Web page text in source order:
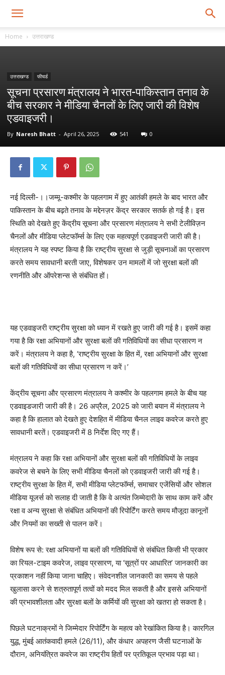
Home उत्तराखण्ड
उत्तराखण्ड फीचर्ड
सूचना प्रसारण मंत्रालय ने भारत-पाकिस्तान तनाव के
बीच सरकार ने मीडिया चैनलों के लिए जारी की विशेष
एडवाइजरी।
By Naresh Bhatt - April 26, 2025 541 0
नई दिल्ली-।।जम्मू-कश्मीर के पहलगाम में हुए आतंकी हमले के बाद भारत और
पाकिस्तान के बीच बढ़ते तनाव के मद्देनज़र केंद्र सरकार सतर्क हो गई है। इस
स्थिति को देखते हुए केंद्रीय सूचना और प्रसारण मंत्रालय ने सभी टेलीविज़न
चैनलों और मीडिया प्लेटफॉर्म्स के लिए एक महत्वपूर्ण एडवाइजरी जारी की है।
मंत्रालय ने यह स्पष्ट किया है कि राष्ट्रीय सुरक्षा से जुड़ी सूचनाओं का प्रसारण
करते समय सावधानी बरती जाए, विशेषकर उन मामलों में जो सुरक्षा बलों की
रणनीति और ऑपरेशन्स से संबंधित हों।
यह एडवाइजरी राष्ट्रीय सुरक्षा को ध्यान में रखते हुए जारी की गई है। इसमें कहा
गया है कि रक्षा अभियानों और सुरक्षा बलों की गतिविधियों का सीधा प्रसारण न
करें। मंत्रालय ने कहा है, ‘राष्ट्रीय सुरक्षा के हित में, रक्षा अभियानों और सुरक्षा
बलों की गतिविधियों का सीधा प्रसारण न करें।’
केंद्रीय सूचना और प्रसारण मंत्रालय ने कश्मीर के पहलगाम हमले के बीच यह
एडवाइडजारी जारी की है। 26 अप्रैल, 2025 को जारी बयान में मंत्रालय ने
कहा है कि हालात को देखते हुए देशहित में मीडिया चैनल लाइव कवरेज करते हुए
सावधानी बरतें। एडवाइजरी में 8 निर्देश दिए गए हैं।
मंत्रालय ने कहा कि रक्षा अभियानों और सुरक्षा बलों की गतिविधियों के लाइव
कवरेज से बचने के लिए सभी मीडिया चैनलों को एडवाइजरी जारी की गई है।
राष्ट्रीय सुरक्षा के हित में, सभी मीडिया प्लेटफॉर्म्स, समाचार एजेंसियों और सोशल
मीडिया यूजर्स को सलाह दी जाती है कि वे अत्यंत जिम्मेदारी के साथ काम करें और
रक्षा व अन्य सुरक्षा से संबंधित अभियानों की रिपोर्टिंग करते समय मौजूदा कानूनों
और नियमों का सख्ती से पालन करें।
विशेष रूप से: रक्षा अभियानों या बलों की गतिविधियों से संबंधित किसी भी प्रकार
का रियल-टाइम कवरेज, लाइव प्रसारण, या ‘सूत्रों पर आधारित’ जानकारी का
प्रकाशन नहीं किया जाना चाहिए। संवेदनशील जानकारी का समय से पहले
खुलासा करने से शत्रुतापूर्ण तत्वों को मदद मिल सकती है और इससे अभियानों
की प्रभावशीलता और सुरक्षा बलों के कर्मियों की सुरक्षा को खतरा हो सकता है।
पिछले घटनाक्रमों ने जिम्मेदार रिपोर्टिंग के महत्व को रेखांकित किया है। कारगिल
युद्ध, मुंबई आतंकवादी हमले (26/11), और कंधार अपहरण जैसी घटनाओं के
दौरान, अनियंत्रित कवरेज का राष्ट्रीय हितों पर प्रतिकूल प्रभाव पड़ा था।